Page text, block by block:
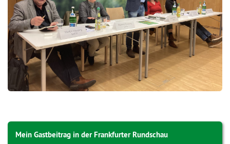
Mein Gastbeitrag in der Frankfurter Rundschau